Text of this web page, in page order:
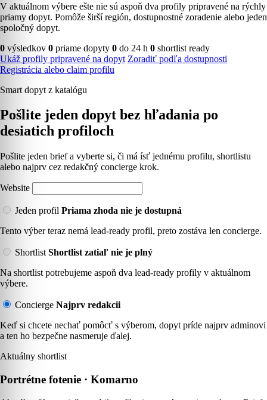
V aktuálnom výbere ešte nie sú aspoň dva profily pripravené na rýchly
priamy dopyt. Pomôže širší región, dostupnostné zoradenie alebo jeden
spoločný dopyt.
0 výsledkov 0 priame dopyty 0 do 24 h 0 shortlist ready
Ukáž profily pripravené na dopyt Zoradiť podľa dostupnosti
Registrácia alebo claim profilu
Smart dopyt z katalógu
Pošlite jeden dopyt bez hľadania po
desiatich profiloch
Pošlite jeden brief a vyberte si, či má ísť jednému profilu, shortlistu
alebo najprv cez redakčný concierge krok.
Website
Jeden profil Priama zhoda nie je dostupná
Tento výber teraz nemá lead-ready profil, preto zostáva len concierge.
Shortlist Shortlist zatiaľ nie je plný
Na shortlist potrebujeme aspoň dva lead-ready profily v aktuálnom
výbere.
Concierge Najprv redakcii
Keď si chcete nechať pomôcť s výberom, dopyt príde najprv adminovi
a ten ho bezpečne nasmeruje ďalej.
Aktuálny shortlist
Portrétne fotenie · Komarno